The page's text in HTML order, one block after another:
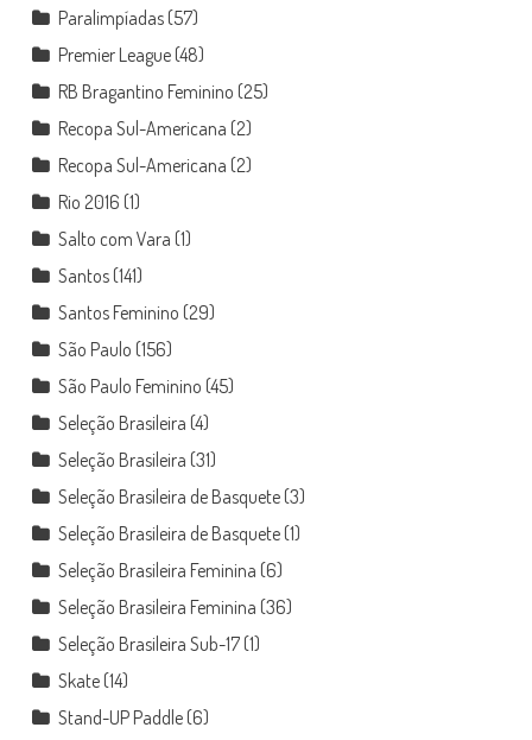
Paralimpíadas(57)
Premier League(48)
RB Bragantino Feminino (25)
Recopa Sul-Americana (2)
Recopa Sul-Americana (2)
Rio 2016 (1)
Salto com Vara (1)
Santos(141)
Santos Feminino (29)
São Paulo (156)
São Paulo Feminino (45)
Seleção Brasileira (4)
Seleção Brasileira (31)
Seleção Brasileira de Basquete(3)
Seleção Brasileira de Basquete(1)
Seleção Brasileira Feminina (6)
Seleção Brasileira Feminina (36)
Seleção Brasileira Sub-17(1)
Skate(14)
Stand-UP Paddle(6)